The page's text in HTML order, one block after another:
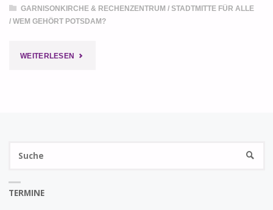
GARNISONKIRCHE & RECHENZENTRUM / STADTMITTE FÜR ALLE
/ WEM GEHÖRT POTSDAM?
WEITERLESEN "STIFTUNG
SUCHE
TERMINE